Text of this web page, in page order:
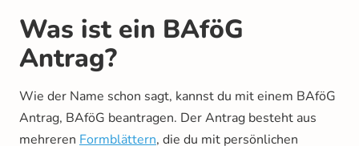
Was ist ein BAföG
Antrag?
Wie der Name schon sagt, kannst du mit einem BAföG
Antrag, BAföG beantragen. Der Antrag besteht aus
mehreren Formblättern, die du mit persönlichen